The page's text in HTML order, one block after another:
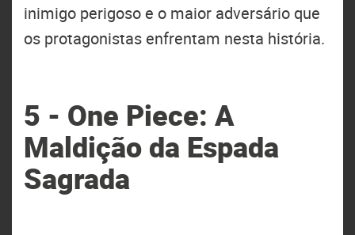
inimigo perigoso e o maior adversário que
os protagonistas enfrentam nesta história.
5 - One Piece: A
Maldição da Espada
Sagrada